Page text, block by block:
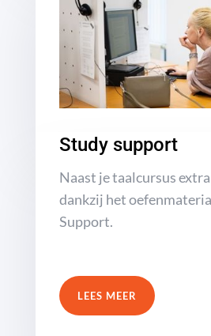
Study support
Naast je taalcursus
dankzij het
Support.
LEES MEER